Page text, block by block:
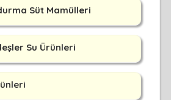
Süt Mamülleri
Su Ürünleri